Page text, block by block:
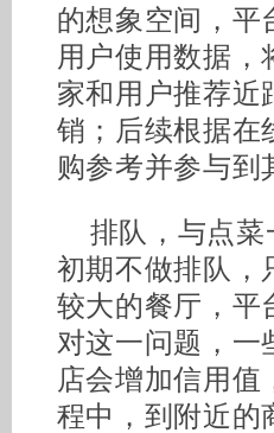
的想象空间，平
用户使用数据
家和用户推荐近
销；后续根据在
购参考并参与到
排队，与点
初期不做排队，
较大的餐厅，平
对这一问题，一
店会增加信用
程中，到附近的